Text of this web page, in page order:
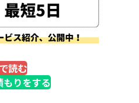
読む
もりをする